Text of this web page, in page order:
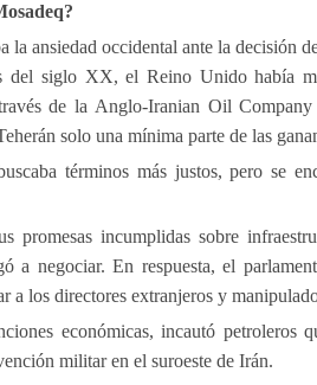
la ansiedad occidental ante la decisión
del siglo XX, el Reino Unido había
de la Anglo-Iranian Oil
solo una mínima parte de las
términos más justos, pero se
promesas incumplidas sobre
a negociar. En respuesta, el
a los directores extranjeros y
económicas, incautó petroleros
militar en el suroeste de Irán.